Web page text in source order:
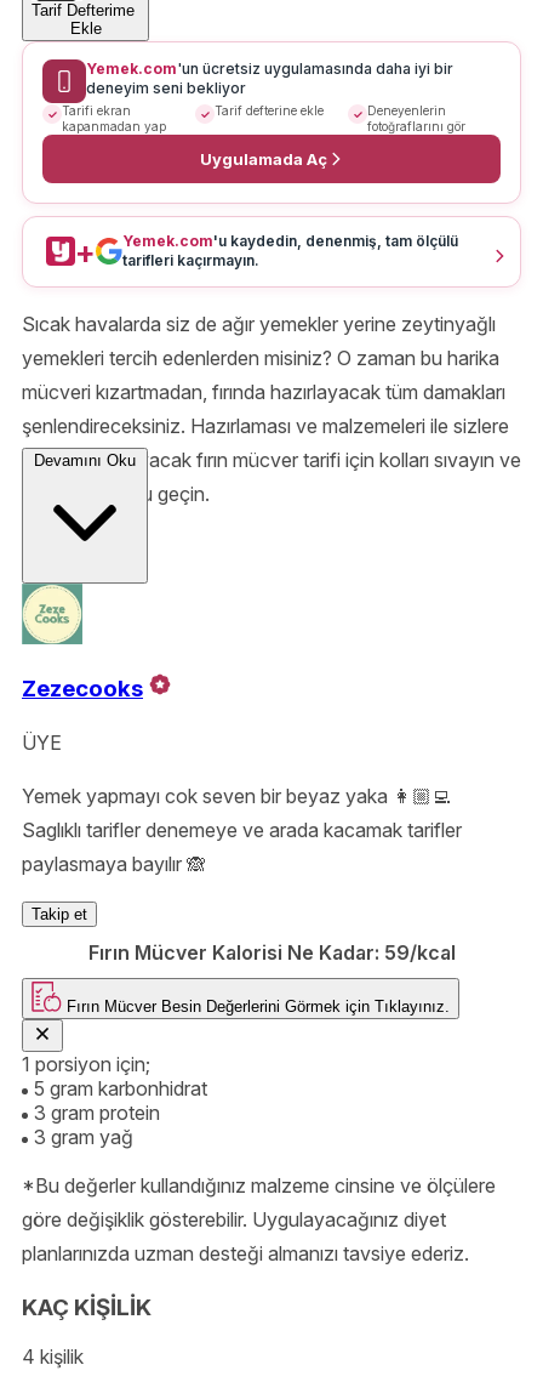
Tarif Defterime
Ekle
Yemek.com'un ücretsiz uygulamasında daha iyi bir
deneyim seni bekliyor
Tarifi ekran
kapanmadan yap
Tarif defterine ekle
Deneyenlerin
fotoğraflarını gör
Uygulamada Aç
+ Yemek.com'u kaydedin, denenmiş, tam ölçülü
tarifleri kaçırmayın.
Sıcak havalarda siz de ağır yemekler yerine zeytinyağlı
yemekleri tercih edenlerden misiniz? O zaman bu harika
mücveri kızartmadan, fırında hazırlayacak tüm damakları
şenlendireceksiniz. Hazırlaması ve malzemeleri ile sizlere
kolaylık sağlayacak fırın mücver tarifi için kolları sıvayın ve
mutfağa doğru geçin.
Devamını Oku
Zezecooks
ÜYE
Yemek yapmayı cok seven bir beyaz yaka 👩🏼‍💻
Saglıklı tarifler denemeye ve arada kacamak tarifler
paylasmaya bayılır 🙈
Takip et
Fırın Mücver Kalorisi Ne Kadar: 59/kcal
Fırın Mücver Besin Değerlerini Görmek için Tıklayınız.
1 porsiyon için;
5 gram karbonhidrat
3 gram protein
3 gram yağ
*Bu değerler kullandığınız malzeme cinsine ve ölçülere
göre değişiklik gösterebilir. Uygulayacağınız diyet
planlarınızda uzman desteği almanızı tavsiye ederiz.
KAÇ KİŞİLİK
4 kişilik